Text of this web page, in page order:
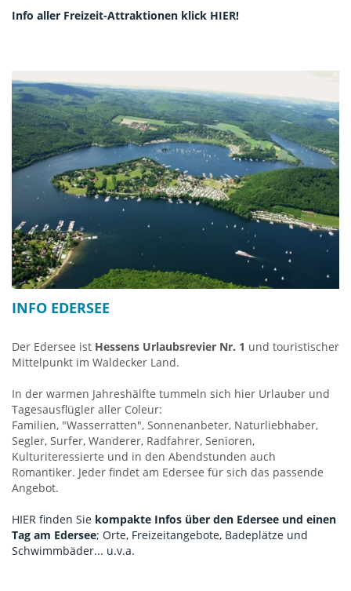
Info aller Freizeit-Attraktionen klick HIER!
INFO EDERSEE
Der Edersee ist Hessens Urlaubsrevier Nr. 1 und touristischer
Mittelpunkt im Waldecker Land.
In der warmen Jahreshälfte tummeln sich hier Urlauber und
Tagesausflügler aller Coleur:
Familien, "Wasserratten", Sonnenanbeter, Naturliebhaber,
Segler, Surfer, Wanderer, Radfahrer, Senioren,
Kulturiteressierte und in den Abendstunden auch
Romantiker. Jeder findet am Edersee für sich das passende
Angebot.
HIER finden Sie kompakte Infos über den Edersee und einen
Tag am Edersee; Orte, Freizeitangebote, Badeplätze und
Schwimmbäder... u.v.a.